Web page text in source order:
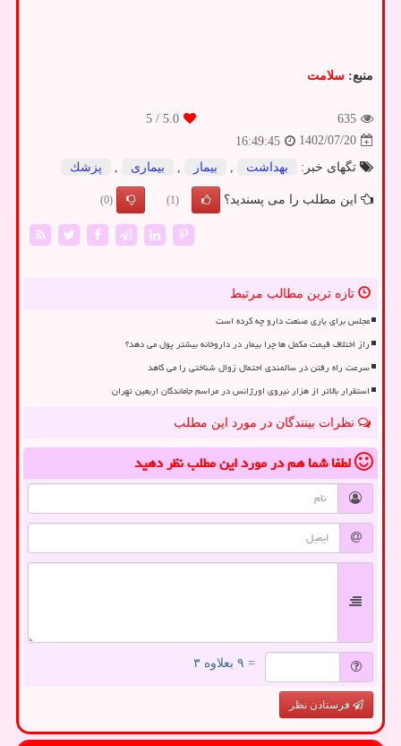
منبع: سلامت
635
5.0
/ 5
1402/07/20
16:49:45
تگهای خبر:
بهداشت بیمار بیماری پزشك
این مطلب را می پسندید؟ (1)
(0)
تازه ترین مطالب مرتبط
مجلس برای یاری صنعت دارو چه کرده است
راز اختلاف قیمت مکمل ها چرا بیمار در داروخانه بیشتر پول می دهد؟
سرعت راه رفتن در سالمندی احتمال زوال شناختی را می کاهد
استقرار بالاتر از هزار نیروی اورژانس در مراسم جاماندگان اربعین تهران
نظرات بینندگان در مورد این مطلب
لطفا شما همدر مورد این مطلبنظر دهید
= ۹ بعلاوه ۳
فرستادن نظر